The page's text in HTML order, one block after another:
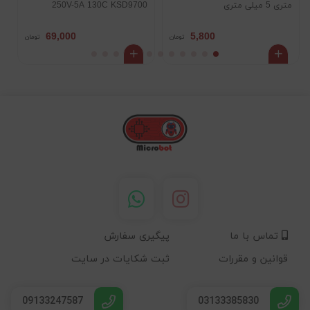
متری 5 میلی متری
5,800 تومان
250V-5A 130C KSD9700
69,000 تومان
تماس با ما
پیگیری سفارش
قوانین و مقررات
ثبت شکایات در سایت
03133385830
09133247587